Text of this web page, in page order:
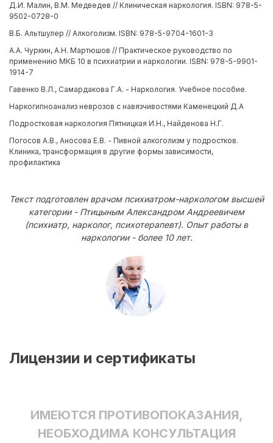
Д.И. Малин, В.М. Медведев // Клиническая наркология. ISBN: 978-5-
9502-0728-0
В.Б. Альтшулер // Алкоголизм. ISBN: 978-5-9704-1601-3
А.А. Чуркин, А.Н. Мартюшов // Практическое руководство по
применению МКБ 10 в психиатрии и наркологии. ISBN: 978-5-9901-
1914-7
Гавенко В.Л., Самардакова Г.А. - Наркология. Учебное пособие.
Наркогипноанализ неврозов с навязчивостями Каменецкий Д.А
Подростковая наркология Пятницкая И.Н., Найденова Н.Г.
Погосов А.В., Аносова Е.В. - Пивной алкоголизм у подростков.
Клиника, трансформация в другие формы зависимости,
профилактика
Текст подготовлен врачом психиатром-наркологом высшей
категории - Птицыным Александром Андреевичем
(психиатр, нарколог, психотерапевт). Опыт работы в
наркологии - более 10 лет.
Лицензии и сертификаты
ИМЕЮТСЯ ПРОТИВОПОКАЗАНИЯ,
НЕОБХОДИМА КОНСУЛЬТАЦИЯ